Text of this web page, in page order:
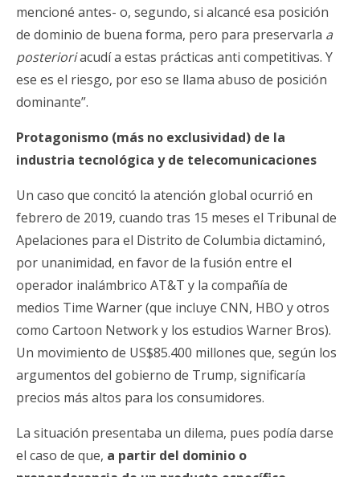
mencioné antes- o, segundo, si alcancé esa posición
de dominio de buena forma, pero para preservarla a
posterioriacudí a estas prácticas anti competitivas. Y
ese es el riesgo, por eso se llama abuso de posición
dominante”.
Protagonismo (más no exclusividad) de la
industria tecnológica y de telecomunicaciones
Un caso que concitó la atención global ocurrió en
febrero de 2019, cuando tras 15 meses el Tribunal de
Apelaciones para el Distrito de Columbia dictaminó,
por unanimidad, en favor de la fusión entre el
operador inalámbrico AT&T y la compañía de
medios Time Warner(que incluye CNN, HBO y otros
como Cartoon Network y los estudios Warner Bros).
Un movimiento de US$85.400 millones que, según los
argumentos del gobierno de Trump, significaría
precios más altos para los consumidores.
La situación presentaba un dilema, pues podía darse
el caso de que, a partir del dominio o